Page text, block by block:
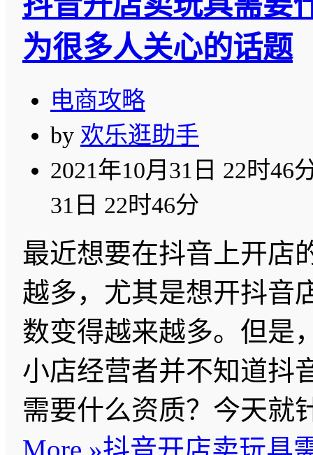
为很多人关心的话题
电商攻略
by 欢乐逛助手
2021年10月31日 22时46
31日 22时46分
最近想要在抖音上开店
越多，尤其是想开抖音
数变得越来越多。但是
小店经营者并不知道抖
需要什么资质？今天
More »抖音开店卖玩具